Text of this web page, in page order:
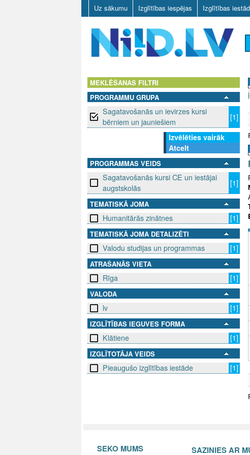
Uz sākumu Izglītības iespējas Izglītības
D
L
MEKLĒŠANAS FILTRI
PROGRAMMU GRUPA
Sagatavošanās un ievirzes kursi
bērniem un jauniešiem
[1]
Izvēlēties vairāk
Atcelt
PROGRAMMAS VEIDS
Sagatavošanās kursi CE un iestājai
augstskolās
[1]
TEMATISKĀ JOMA
Humanitārās zinātnes [1]
TEMATISKĀ JOMA DETALIZĒTI
Valodu studijas un programmas [1]
ATRAŠANĀS VIETA
Rīga [1]
VALODA
lv [1]
IZGLĪTĪBAS IEGUVES FORMA
Klātiene [1]
IZGLĪTOTĀJA VEIDS
Pieaugušo izglītības iestāde [1]
SEKO MUMS SAZINIES AR